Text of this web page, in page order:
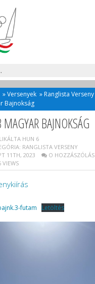
»Versenyek » Ranglista Verseny
Bajnokság
BAJNOKSÁG
HUN 6
RANGLISTA VERSENY
11TH, 2023
O HOZZÁSZÓLÁS
VIEWS
futam Letöltés